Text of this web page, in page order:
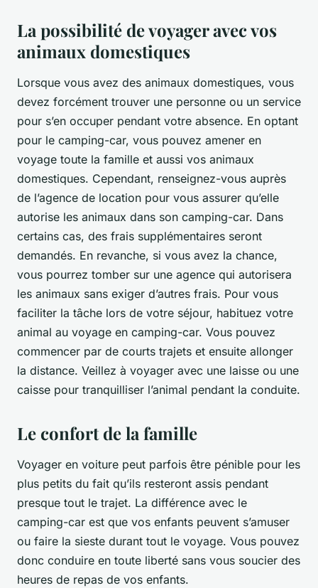
La possibilité de voyager avec vos
animaux domestiques
Lorsque vous avez des animaux domestiques, vous
devez forcément trouver une personne ou un service
pour s’en occuper pendant votre absence. En optant
pour le camping-car, vous pouvez amener en
voyage toute la famille et aussi vos animaux
domestiques. Cependant, renseignez-vous auprès
de l’agence de location pour vous assurer qu’elle
autorise les animaux dans son camping-car. Dans
certains cas, des frais supplémentaires seront
demandés. En revanche, si vous avez la chance,
vous pourrez tomber sur une agence qui autorisera
les animaux sans exiger d’autres frais. Pour vous
faciliter la tâche lors de votre séjour, habituez votre
animal au voyage en camping-car. Vous pouvez
commencer par de courts trajets et ensuite allonger
la distance. Veillez à voyager avec une laisse ou une
caisse pour tranquilliser l’animal pendant la conduite.
Le confort de la famille
Voyager en voiture peut parfois être pénible pour les
plus petits du fait qu’ils resteront assis pendant
presque tout le trajet. La différence avec le
camping-car est que vos enfants peuvent s’amuser
ou faire la sieste durant tout le voyage. Vous pouvez
donc conduire en toute liberté sans vous soucier des
heures de repas de vos enfants.